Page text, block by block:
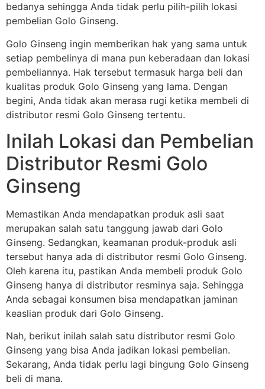
bedanya sehingga Anda tidak perlu pilih-pilih lokasi
pembelian Golo Ginseng.
Golo Ginseng ingin memberikan hak yang sama untuk
setiap pembelinya di mana pun keberadaan dan lokasi
pembeliannya. Hak tersebut termasuk harga beli dan
kualitas produk Golo Ginseng yang lama. Dengan
begini, Anda tidak akan merasa rugi ketika membeli di
distributor resmi Golo Ginseng tertentu.
Inilah Lokasi dan Pembelian
Distributor Resmi Golo
Ginseng
Memastikan Anda mendapatkan produk asli saat
merupakan salah satu tanggung jawab dari Golo
Ginseng. Sedangkan, keamanan produk-produk asli
tersebut hanya ada di distributor resmi Golo Ginseng.
Oleh karena itu, pastikan Anda membeli produk Golo
Ginseng hanya di distributor resminya saja. Sehingga
Anda sebagai konsumen bisa mendapatkan jaminan
keaslian produk dari Golo Ginseng.
Nah, berikut inilah salah satu distributor resmi Golo
Ginseng yang bisa Anda jadikan lokasi pembelian.
Sekarang, Anda tidak perlu lagi bingung Golo Ginseng
beli di mana.